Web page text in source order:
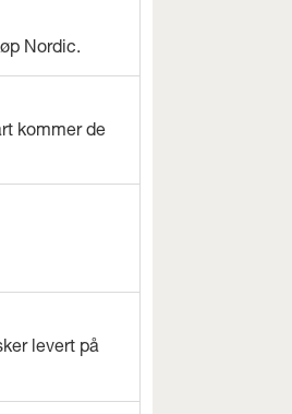
Nordic.
kommer de
levert på